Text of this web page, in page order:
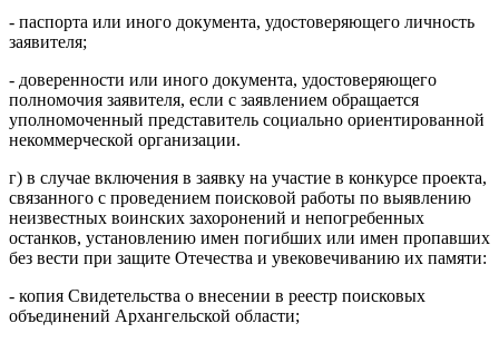
- паспорта или иного документа, удостоверяющего личность
заявителя;
- доверенности или иного документа, удостоверяющего
полномочия заявителя, если с заявлением обращается
уполномоченный представитель социально ориентированной
некоммерческой организации.
г) в случае включения в заявку на участие в конкурсе проекта,
связанного с проведением поисковой работы по выявлению
неизвестных воинских захоронений и непогребенных
останков, установлению имен погибших или имен пропавших
без вести при защите Отечества и увековечиванию их памяти:
- копия Свидетельства о внесении в реестр поисковых
объединений Архангельской области;